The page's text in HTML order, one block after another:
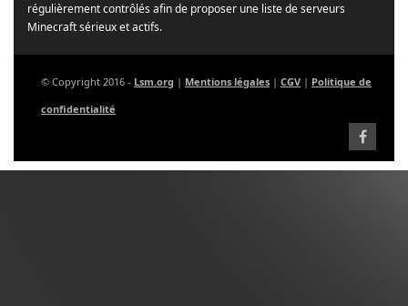
régulièrement contrôlés afin de proposer une liste de serveurs
Minecraft sérieux et actifs.
© Copyright 2016 - Lsm.org | Mentions légales | CGV | Politique de
confidentialité